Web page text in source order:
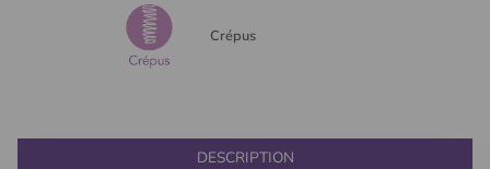
Crépus
DESCRIPTION